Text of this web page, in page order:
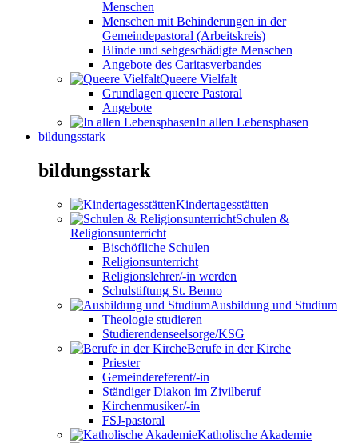
Menschen
Menschen mit Behinderungen in der
Gemeindepastoral (Arbeitskreis)
Blinde und sehgeschädigte Menschen
Angebote des Caritasverbandes
Queere Vielfalt
Grundlagen queere Pastoral
Angebote
In allen Lebensphasen
bildungsstark
bildungsstark
Kindertagesstätten
Schulen &
Religionsunterricht
Bischöfliche Schulen
Religionsunterricht
Religionslehrer/-in werden
Schulstiftung St. Benno
Ausbildung und Studium
Theologie studieren
Studierendenseelsorge/KSG
Berufe in der Kirche
Priester
Gemeindereferent/-in
Ständiger Diakon im Zivilberuf
Kirchenmusiker/-in
FSJ-pastoral
Katholische Akademie